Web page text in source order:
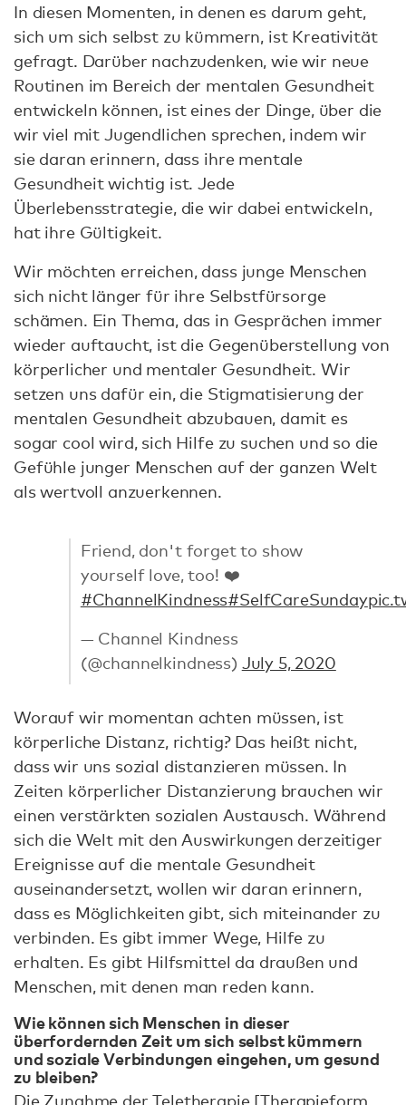
In diesen Momenten, in denen es darum geht,
sich um sich selbst zu kümmern, ist Kreativität
gefragt. Darüber nachzudenken, wie wir neue
Routinen im Bereich der mentalen Gesundheit
entwickeln können, ist eines der Dinge, über die
wir viel mit Jugendlichen sprechen, indem wir
sie daran erinnern, dass ihre mentale
Gesundheit wichtig ist. Jede
Überlebensstrategie, die wir dabei entwickeln,
hat ihre Gültigkeit.
Wir möchten erreichen, dass junge Menschen
sich nicht länger für ihre Selbstfürsorge
schämen. Ein Thema, das in Gesprächen immer
wieder auftaucht, ist die Gegenüberstellung von
körperlicher und mentaler Gesundheit. Wir
setzen uns dafür ein, die Stigmatisierung der
mentalen Gesundheit abzubauen, damit es
sogar cool wird, sich Hilfe zu suchen und so die
Gefühle junger Menschen auf der ganzen Welt
als wertvoll anzuerkennen.
Friend, don't forget to show
yourself love, too! ❤️
#ChannelKindness#SelfCareSunday
— Channel Kindness
(@channelkindness) July 5, 2020
Worauf wir momentan achten müssen, ist
körperliche Distanz, richtig? Das heißt nicht,
dass wir uns sozial distanzieren müssen. In
Zeiten körperlicher Distanzierung brauchen wir
einen verstärkten sozialen Austausch. Während
sich die Welt mit den Auswirkungen derzeitiger
Ereignisse auf die mentale Gesundheit
auseinandersetzt, wollen wir daran erinnern,
dass es Möglichkeiten gibt, sich miteinander zu
verbinden. Es gibt immer Wege, Hilfe zu
erhalten. Es gibt Hilfsmittel da draußen und
Menschen, mit denen man reden kann.
Wie können sich Menschen in dieser
überfordernden Zeit um sich selbst kümmern
und soziale Verbindungen eingehen, um gesund
zu bleiben?
Die Zunahme der Teletherapie [Therapieform